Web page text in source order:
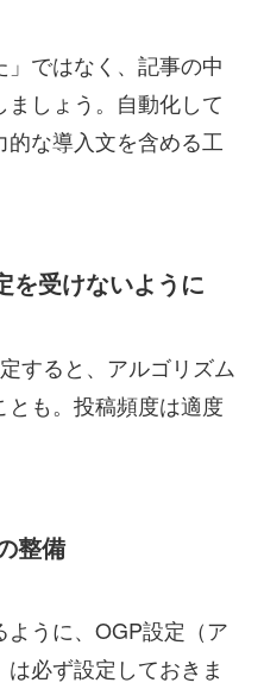
ではなく、記事の中
しょう。自動化して
な導入文を含める工
を受けないように
すると、アルゴリズム
とも。投稿頻度は適度
整備
ように、OGP設定（ア
必ず設定しておきま